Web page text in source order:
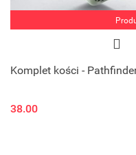
Komplet kości -
38.00